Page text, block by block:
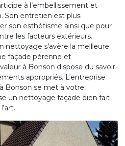
à l’embellissement et
Son entretien est plus
son esthétisme ainsi que pour
les facteurs extérieurs.
nettoyage s’avère la meilleure
façade pérenne et
à Bonson dispose du savoir-
appropriés. L’entreprise
Bonson se met à votre
un nettoyage façade bien fait